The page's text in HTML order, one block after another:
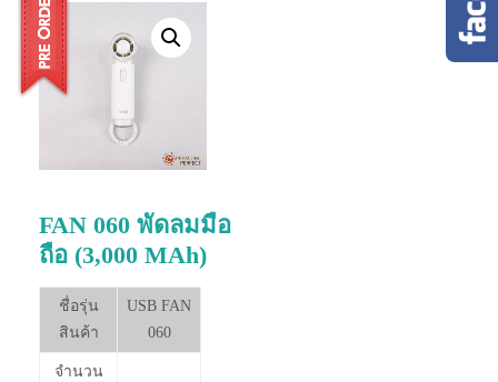
FAN 060 พัดลมมือ
ถือ (3,000 MAh)
ชื่อรุ่น
สินค้า
USB FAN
060
จำนวน